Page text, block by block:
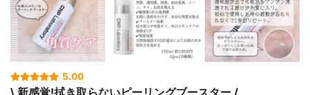
5.00
\ 新感覚!拭き取らないピーリングブースター /